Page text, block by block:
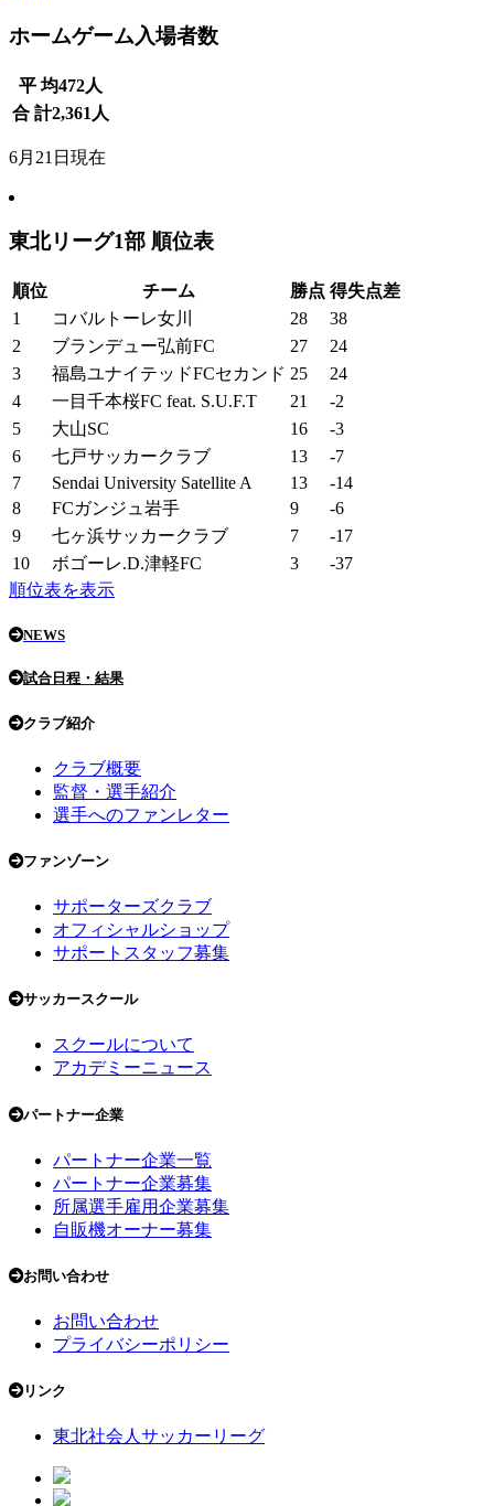
ホームゲーム入場者数
平 均472人
合 計2,361 人
6月21日現在
東北リーグ1部 順位表
順位 チーム 勝点 得失点差
1
コバルトーレ女川 28
38
2
ブランデュー弘前FC 27
24
3
福島ユナイテッドFCセカンド 25
24
4
一目千本桜FC feat. S.U.F.T 21
-2
5
大山SC 16
-3
6
七戸サッカークラブ 13
-7
7
Sendai University Satellite A 13
-14
8
FCガンジュ岩手 9
-6
9
七ヶ浜サッカークラブ 7
-17
10
ボゴーレ.D.津軽FC 3
-37
順位表を表示
NEWS
試合日程・結果
クラブ紹介
クラブ概要
監督・選手紹介
選手へのファンレター
ファンゾーン
サポーターズクラブ
オフィシャルショップ
サポートスタッフ募集
サッカースクール
スクールについて
アカデミーニュース
パートナー企業
パートナー企業一覧
パートナー企業募集
所属選手雇用企業募集
自販機オーナー募集
お問い合わせ
お問い合わせ
プライバシーポリシー
リンク
東北社会人サッカーリーグ